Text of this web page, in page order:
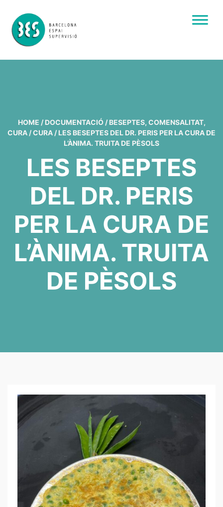
HOME / DOCUMENTACIÓ / BESEPTES, COMENSALITAT,
CURA /CURA / LES BESEPTES DEL DR. PERIS PER LA CURA DE
L’ÀNIMA. TRUITA DE PÈSOLS
LES BESEPTES
DEL DR. PERIS
PER LA CURA DE
L’ÀNIMA. TRUITA
DE PÈSOLS